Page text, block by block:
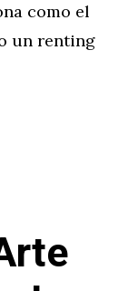
como el
un renting